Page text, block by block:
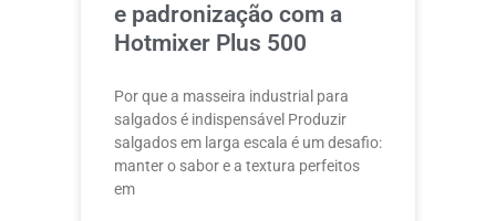
e padronização com a
Hotmixer Plus 500
Por que a masseira industrial para
salgados é indispensável Produzir
salgados em larga escala é um desafio:
manter o sabor e a textura perfeitos
em